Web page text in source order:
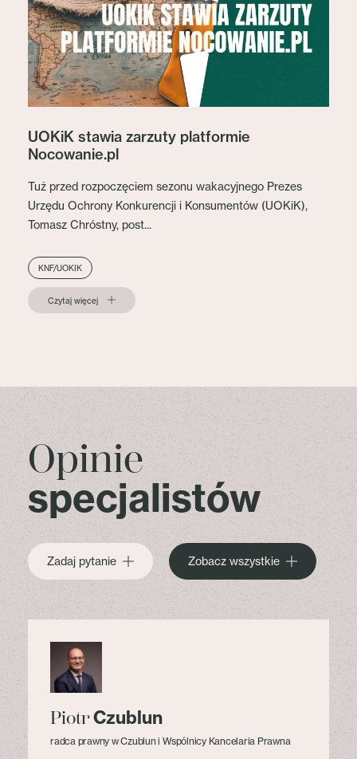
UOKiK stawia zarzuty platformie
Nocowanie.pl
Tuż przed rozpoczęciem sezonu wakacyjnego Prezes
Urzędu Ochrony Konkurencji i Konsumentów (UOKiK),
Tomasz Chróstny, post...
KNF/UOKIK
Czytaj więcej
Opinie
specjalistów
Zadaj pytanie Zobacz wszystkie
PiotrCzublun
radca prawny w Czublun i Wspólnicy Kancelaria Prawna